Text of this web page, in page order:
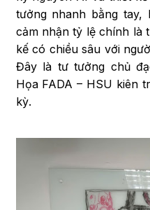
tưởng nhanh bằng
cảm nhận tỷ lệ chính là
kế có chiều sâu với
Đây là tư tưởng chủ
Họa FADA – HSU kiên
kỳ.